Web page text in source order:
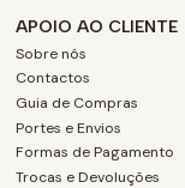
APOIO AO CLIENTE
Sobre nós
Contactos
Guia de Compras
Portes e Envios
Formas de Pagamento
Trocas e Devoluções